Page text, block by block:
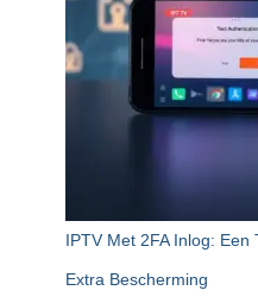
IPTV Met 2FA Inlog: Een
Extra Bescherming